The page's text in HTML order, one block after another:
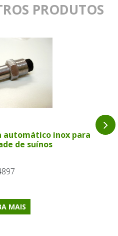
PRODUTOS
automático inox para
de suínos
MAIS